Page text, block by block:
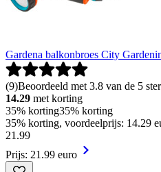
Gardena balkonbroes City
(9)Beoordeeld met 3.8 van de 5
14.29 met korting
35% korting35% korting
35% korting, voordeelprijs: 14.29
21 .99
Prijs: 21.99 euro